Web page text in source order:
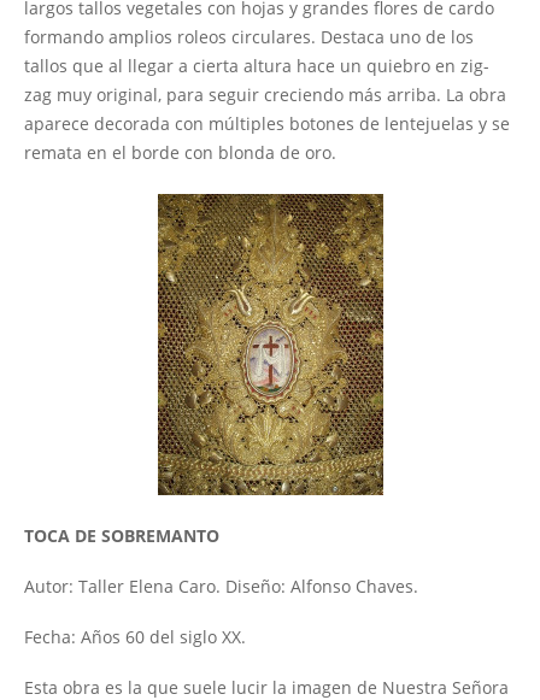
largos tallos vegetales con hojas y grandes flores de cardo
formando amplios roleos circulares. Destaca uno de los
tallos que al llegar a cierta altura hace un quiebro en zig-
zag muy original, para seguir creciendo más arriba. La obra
aparece decorada con múltiples botones de lentejuelas y se
remata en el borde con blonda de oro.
TOCA DE SOBREMANTO
Autor: Taller Elena Caro. Diseño: Alfonso Chaves.
Fecha: Años 60 del siglo XX.
Esta obra es la que suele lucir la imagen de Nuestra Señora